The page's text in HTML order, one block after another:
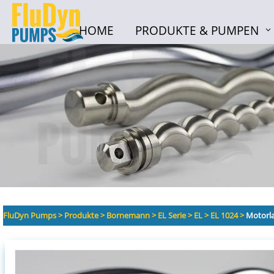
HOME PRODUKTE & PUMPEN
HOME PRODUKTE & PUMPEN
FluDyn Pumps>Produkte>Bornemann>EL Serie>EL>EL 1024>